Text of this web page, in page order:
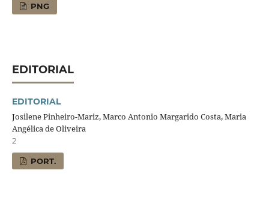
PNG
EDITORIAL
EDITORIAL
Josilene Pinheiro-Mariz, Marco Antonio Margarido Costa, Maria
Angélica de Oliveira
2
PORT.